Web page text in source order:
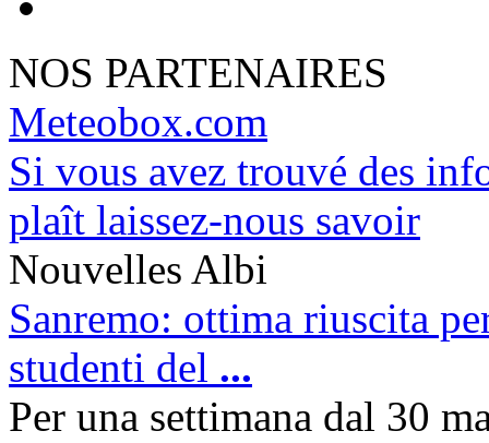
NOS PARTENAIRES
Meteobox.com
Si vous avez trouvé des
plaît laissez-nous savoir
Nouvelles Albi
Sanremo: ottima riuscita
studenti del ...
Per una settimana dal 30